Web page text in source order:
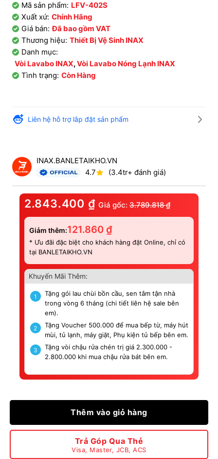
Mã sản phẩm: LFV-402S
Xuất xứ: Chính Hãng
Giá bán: Đã bao gồm VAT
Thương hiệu: Thiết Bị Vệ Sinh INAX
Danh mục:
Vòi Lavabo INAX,Vòi Lavabo Nóng Lạnh INAX
Tình trạng: Còn Hàng
Liên hệ hỗ trợ lắp đặt sản phẩm
INAX.BANLETAIKHO.VN
4.7
(3.4tr+ đánh giá)
2.843.400 ₫ Giá gốc: 3.789.818₫
Giảm thêm:121.860 ₫
* Ưu đãi đặc biệt cho khách hàng đặt Online, chỉ có
tại BANLETAIKHO.VN
Khuyến Mãi Thêm:
1
Tặng gói lau chùi bồn cầu, sen tắm tận nhà
trong vòng 6 tháng (chi tiết liên hệ sale bên
em).
2
Tặng Voucher 500.000 để mua bếp từ, máy hút
mùi, tủ lạnh, máy giặt, Phụ kiện tủ bếp bên em.
3
Tặng vòi chậu rửa chén trị giá 2.300.000 -
2.800.000 khi mua chậu rửa bát bên em.
Thêm vào giỏ hàng
Trả Góp Qua Thẻ
Visa, Master, JCB, ACS